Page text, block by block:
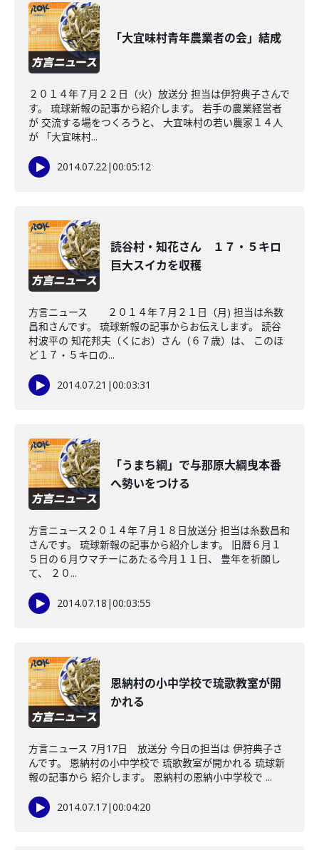
「大宜味村青年農業者の会」結成
２０１４年７月２２日（火）放送分 担当は伊狩典子さんで
す。 琉球新報の記事から紹介します。 若手の農業経営者
が 交流する場をつくろうと、 大宜味村の若い農家１４人
が 「大宜味村...
2014.07.22|00:05:12
読谷村・知花さん １７・５キロ
巨大スイカを収穫
方言ニュース ２０１４年７月２１日（月) 担当は糸数
昌和さんです。 琉球新報の記事からお伝えします。 読谷
村波平の 知花邦夫（くにお）さん（６７歳）は、 このほ
ど１７・５キロの...
2014.07.21 |00:03:31
「うまち綱」で与那原大綱曳本番
へ勢いをつける
方言ニュース２０１４年７月１８日放送分 担当は糸数昌和
さんです。 琉球新報の記事から紹介します。 旧暦６月１
５日の６月ウマチーにあたる今月１１日、 豊年を祈願し
て、 ２０...
2014.07.18 |00:03:55
恩納村の小中学校で琉歌教室が開
かれる
方言ニュース 7月17日 放送分 今日の担当は 伊狩典子さ
んです。 恩納村の小中学校で 琉歌教室が開かれる 琉球新
報の記事から 紹介します。 恩納村の恩納小中学校で ...
2014.07.17|00:04:20